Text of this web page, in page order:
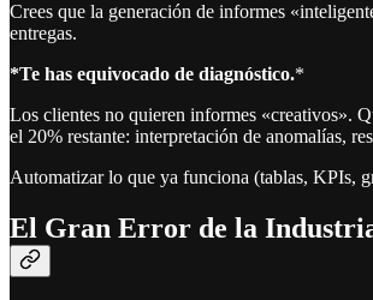
Crees que la generación de informes
entregas.
*Te has equivocado de diagnóstico.*
Los clientes no quieren informes «creativos».
el 20% restante: interpretación de anomalías,
Automatizar lo que ya funciona (tablas, KPIs,
El Gran Error de la